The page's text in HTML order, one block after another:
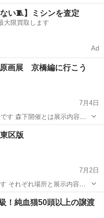
いなと思いますが、終了時
い🧵】ミシンを査定
大限買取します
Ad
画展 京橋編に行こう
7月4日
容が
される三原順原画展のお誘い
ら漫画のお話し出来れば良
会場
区版
7月2日
それぞれ場所と展示内容が
のお話し出来れば良いなと思
会場
！純血猫50頭以上の譲渡